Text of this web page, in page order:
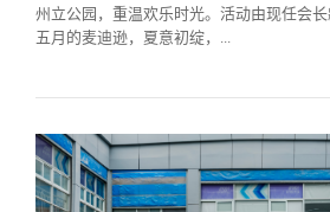
州立公园，重温欢乐时光。活动由现任会长
五月的麦迪逊，夏意初绽，...